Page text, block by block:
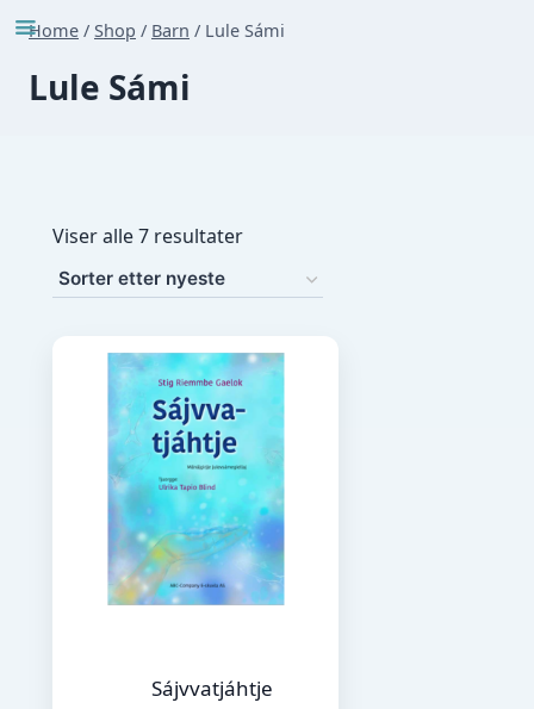
Skip
content
Home / Shop / Barn / Lule Sámi
Lule Sámi
Viser alle 7 resultaterSortert
nyeste
Sájvvatjáhtje